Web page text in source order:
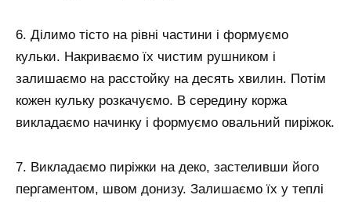
6. Ділимо тісто на рівні частини і формуємо
кульки. Накриваємо їх чистим рушником і
залишаємо на расстойку на десять хвилин. Потім
кожен кульку розкачуємо. В середину коржа
викладаємо начинку і формуємо овальний пиріжок.
7. Викладаємо пиріжки на деко, застеливши його
пергаментом, швом донизу. Залишаємо їх у теплі